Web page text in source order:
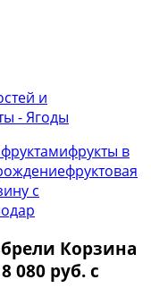
и
- Ягоды
фрукты в
фруктовая
с
Корзина
080 руб. с